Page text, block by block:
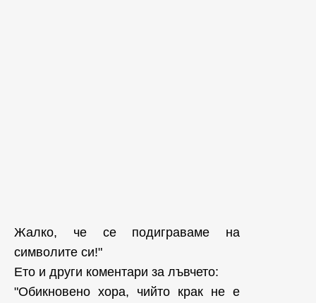
Жалко, че се подиграваме на
символите си!"
Ето и други коментари за лъвчето:
"Обикновено хора, чийто крак не е